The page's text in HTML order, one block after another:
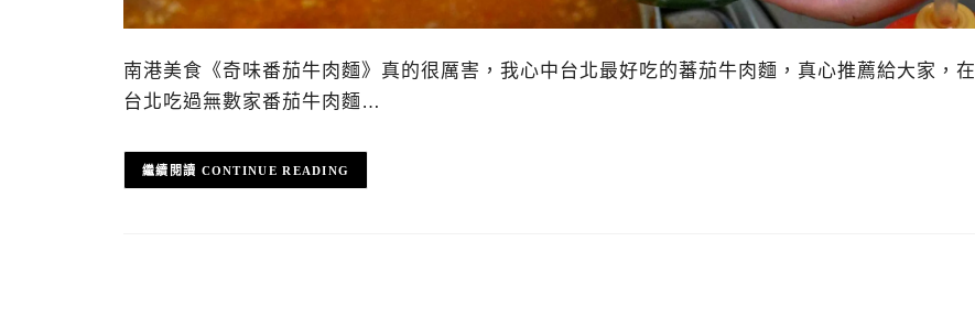
南港美食《奇味番茄牛肉麵》真的很厲害，我心中台北最好吃的蕃茄牛肉麵，真心推薦給大家，在
台北吃過無數家番茄牛肉麵…
CONTINUE READING